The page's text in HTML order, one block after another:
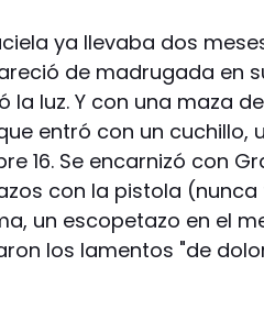
ya llevaba dos
de madrugada en
la luz. Y con una maza
entró con un cuchillo,
16. Se encarnizó con
con la pistola
un escopetazo en el
los lamentos "de